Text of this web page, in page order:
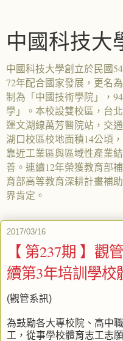
中國科技大
中國科技大學創立於民國
72年配合國家發展，更名
制為「中國技術學院」，
學」。本校設雙校區，台
運文湖線萬芳醫院站，交
湖口校區校地面積14公頃
靠近工業區與區域性產業
善。連續12年榮獲教育部
育部高等教育深耕計畫補
界肯定。
2017/03/16
【 第237期 】觀
續第3年培訓學校
(觀管系訊)
為鼓勵各大專校院、高中
工，從事學校體育志工志